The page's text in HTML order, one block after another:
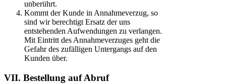
unberührt.
Kommt der Kunde in Annahmeverzug, so
sind wir berechtigt Ersatz der uns
entstehenden Aufwendungen zu verlangen.
Mit Eintritt des Annahmeverzuges geht die
Gefahr des zufälligen Untergangs auf den
Kunden über.
VII. Bestellung auf Abruf